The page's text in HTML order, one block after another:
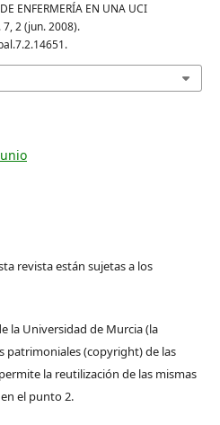
ENFERMERÍA EN UNA UCI
7, 2 (jun. 2008).
revista están sujetas a los
la Universidad de Murcia (la
patrimoniales (copyright) de las
la reutilización de las mismas
el punto 2.